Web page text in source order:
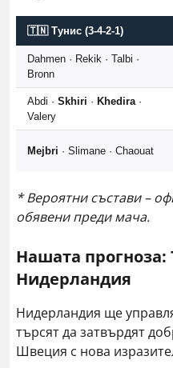
🇹🇳 Тунис (3-4-2-1)
Dahmen · Rekik · Talbi ·
Bronn
Abdi · Skhiri · Khedira·
Valery
Mejbri · Slimane · Chaouat
* Вероятни състави –
обявени преди мача.
Нашата прогноза:
Нидерландия
Нидерландия ще
търсят да затвърдят
Швеция с нова